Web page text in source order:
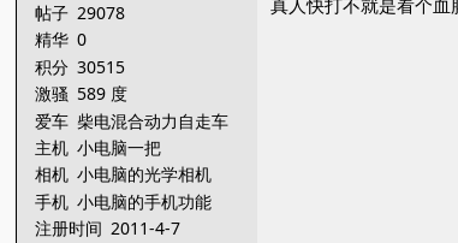
帖子 29078
精华 0
积分 30515
激骚 589 度
爱车 柴电混合动力自走车
主机 小电脑一把
相机 小电脑的光学相机
手机 小电脑的手机功能
注册时间 2011-4-7
真人快打不就是看个血